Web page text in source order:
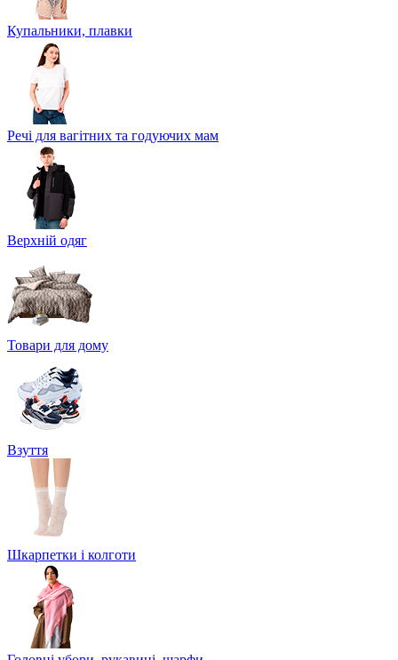
Купальники, плавки
Речі для вагітних та годуючих мам
Верхній одяг
Товари для дому
Взуття
Шкарпетки і колготи